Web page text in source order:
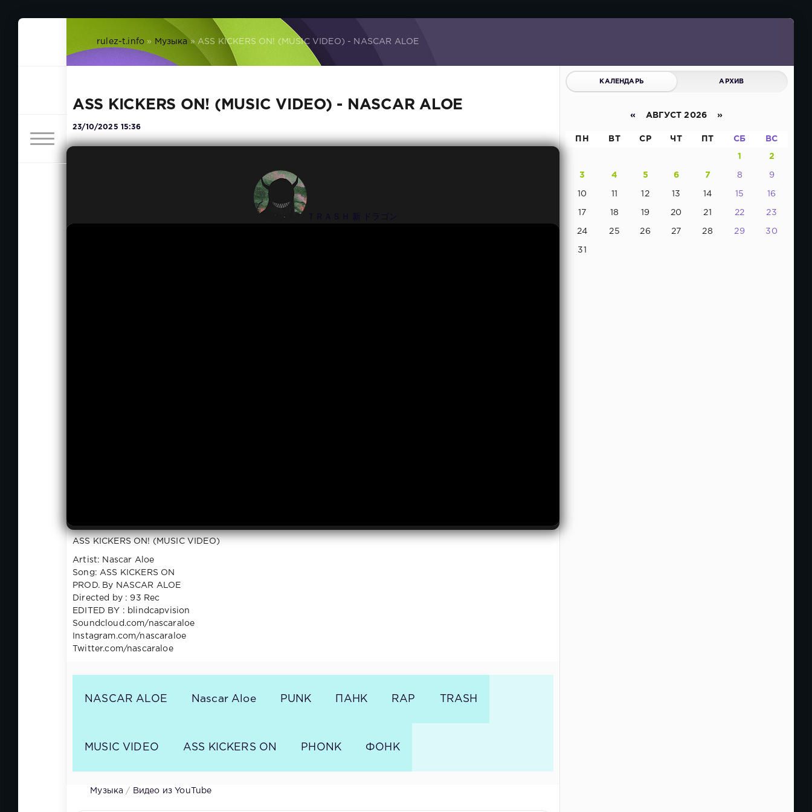
rulez-t.info » Музыка » ASS KICKERS ON! (MUSIC VIDEO) - NASCAR ALOE
ASS KICKERS ON! (MUSIC VIDEO) - NASCAR ALOE
23/10/2025 15:36
ＴＲＡＳＨ 新 ドラゴン
ASS KICKERS ON! (MUSIC VIDEO)
Artist: Nascar Aloe
Song: ASS KICKERS ON
PROD. By NASCAR ALOE
Directed by : 93 Rec
EDITED BY : blindcapvision
Soundcloud.com/nascaraloe
Instagram.com/nascaraloe
Twitter.com/nascaraloe
NASCAR ALOE Nascar Aloe PUNK ПАНК RAP TRASH
MUSIC VIDEO ASS KICKERS ON PHONK ФОНК
Музыка / Видео из YouTube
КАЛЕНДАРЬ АРХИВ
« АВГУСТ 2026 »
ПН ВТ СР ЧТ ПТ СБ ВС
1 2
3 4 5 6 7 8 9
10 11 12 13 14 15 16
17 18 19 20 21 22 23
24 25 26 27 28 29 30
31